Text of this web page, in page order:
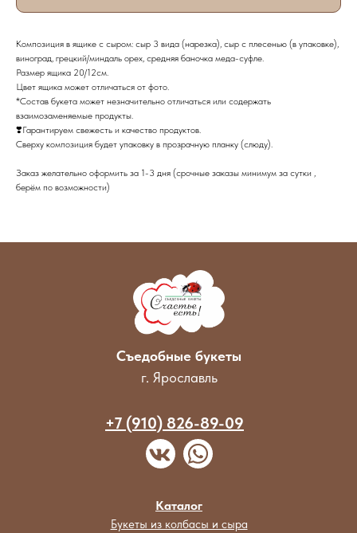
Композиция в ящике с сыром: сыр 3 вида (нарезка), сыр с плесенью (в упаковке),
виноград, грецкий/миндаль орех, средняя баночка меда-суфле.
Размер ящика 20/12см.
Цвет ящика может отличаться от фото.
*Состав букета может незначительно отличаться или содержать
взаимозаменяемые продукты.
❣️Гарантируем свежесть и качество продуктов.
Сверху композиция будет упаковку в прозрачную планку (слюду).
Заказ желательно оформить за 1-3 дня (срочные заказы минимум за сутки ,
берём по возможности)
Съедобные букеты
г. Ярославль
Букеты из колбасы и сыра
Каталог
+7 (910) 826-89-09